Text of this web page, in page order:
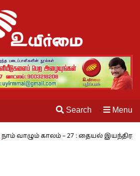
Search · Menu
வாழும் காலம் – 27 : தையல்